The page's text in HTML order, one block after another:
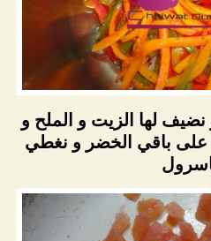
لها الزيت و الملح و
على باقي الخضر و نغطي